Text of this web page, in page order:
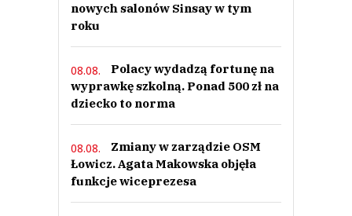
nowych salonów Sinsay w tym
roku
08.08.
Polacy wydadzą fortunę na
wyprawkę szkolną. Ponad 500 zł na
dziecko to norma
08.08.
Zmiany w zarządzie OSM
Łowicz. Agata Makowska objęła
funkcje wiceprezesa